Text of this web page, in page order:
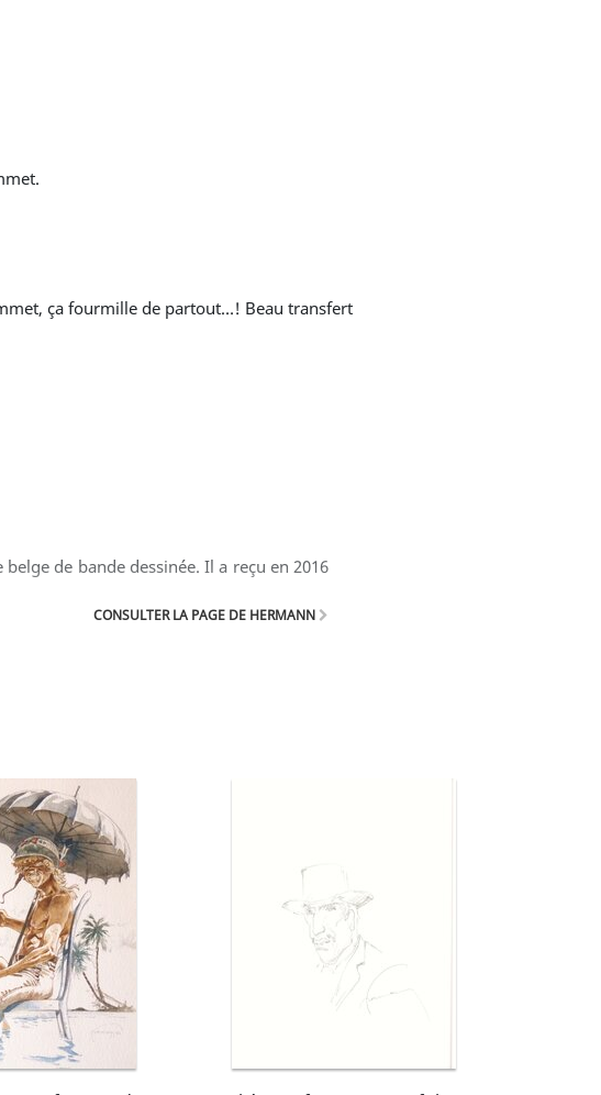
de bande dessinée. Il a reçu en 2016
CONSULTER LA PAGE DE HERMANN